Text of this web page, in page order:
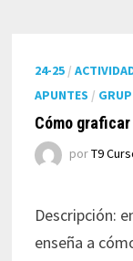
24-25 /
APUNTES /
Cómo graficar
porT9
Descripción:
enseña a